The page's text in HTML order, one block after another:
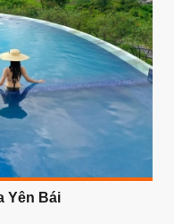
Yên Bái